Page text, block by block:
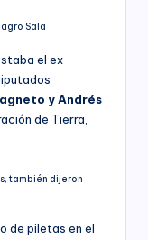
Sala
el ex
y Andrés
de Tierra,
también dijeron
de piletas en el